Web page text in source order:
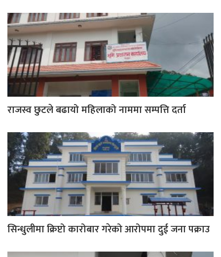
राजस्व छुटले बढायो महिलाको नाममा सम्पत्ति दर्ता
सिन्धुलीमा क्रिप्टो कारोबार गरेको आरोपमा दुई जना पक्राउ